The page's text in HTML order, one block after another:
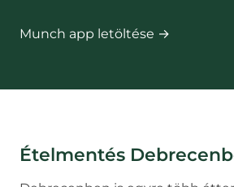
Munch app letöltése →
Ételmentés